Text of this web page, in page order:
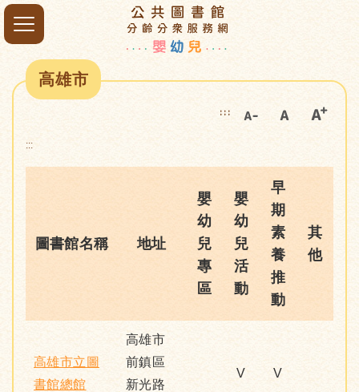
高雄市
:::
:::
圖書館名稱 地址
嬰
幼
兒
專
區
嬰
幼
兒
活
動
早
期
素
養
推
動
其
他
高雄市立圖
書館總館
高雄市
前鎮區
新光路
V V